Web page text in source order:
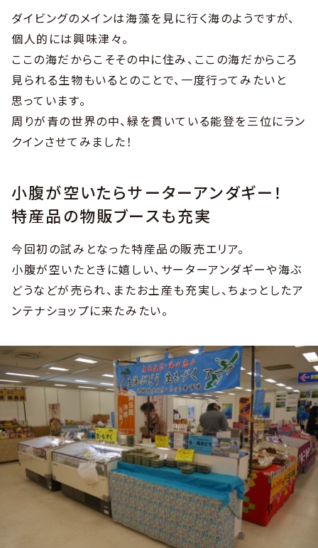
ダイビングのメインは海藻を見に行く海のようですが、
個人的には興味津々。
ここの海だからこそその中に住み、ここの海だからころ
見られる生物もいるとのことで、一度行ってみたいと
思っています。
周りが青の世界の中、緑を貫いている能登を三位にラン
クインさせてみました！
小腹が空いたらサーターアンダギー！
特産品の物販ブースも充実
今回初の試みとなった特産品の販売エリア。
小腹が空いたときに嬉しい、サーターアンダギーや海ぶ
どうなどが売られ、またお土産も充実し、ちょっとしたア
ンテナショップに来たみたい。